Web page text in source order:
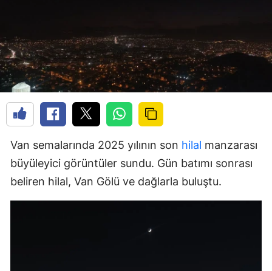
Van semalarında 2025 yılının son hilal manzarası
büyüleyici görüntüler sundu. Gün batımı sonrası
beliren hilal, Van Gölü ve dağlarla buluştu.